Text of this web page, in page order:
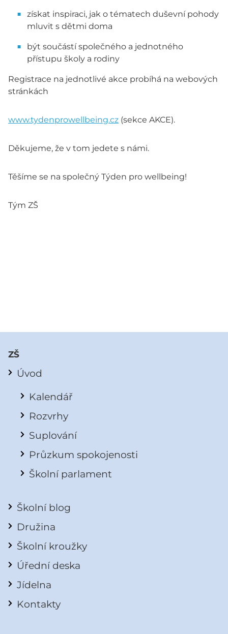
získat inspiraci, jak o tématech duševní pohody
mluvit s dětmi doma
být součástí společného a jednotného
přístupu školy a rodiny
Registrace na jednotlivé akce probíhá na webových
stránkách
www.tydenprowellbeing.cz (sekce AKCE).
Děkujeme, že v tom jedete s námi.
Těšíme se na společný Týden pro wellbeing!
Tým ZŠ
ZŠ
Úvod
Kalendář
Rozvrhy
Suplování
Průzkum spokojenosti
Školní parlament
Školní blog
Družina
Školní kroužky
Úřední deska
Jídelna
Kontakty